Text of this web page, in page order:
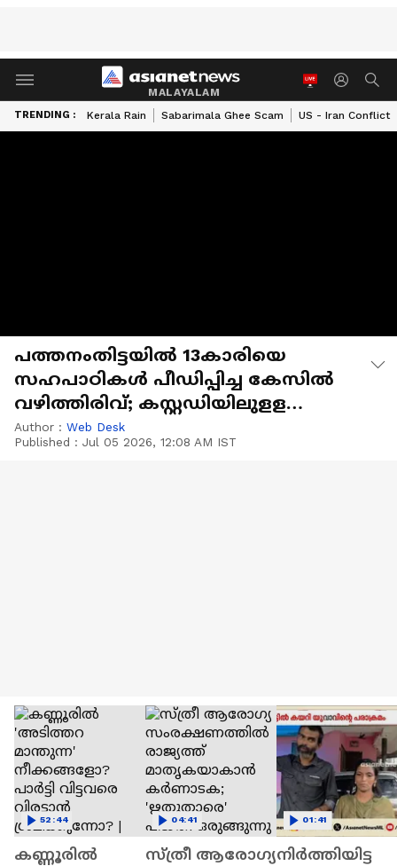
MALAYALAM
TRENDING : Kerala Rain Sabarimala Ghee Scam US - Iran Conflict
പത്തനംതിട്ടയിൽ 13കാരിയെ
സഹപാഠികള്‍ പീഡിപ്പിച്ച കേസിൽ
വഴിത്തിരിവ്; കസ്റ്റഡിയിലുളള
ആറുപേരെ വിട്ടയച്ചു
Author : Web Desk
Published : Jul 05 2026, 12:08 AM IST
കണ്ണൂരിൽ
52:44
സ്ത്രീ ആരോഗ്യ
04:41
നിർത്തിയിട്ട
01:41